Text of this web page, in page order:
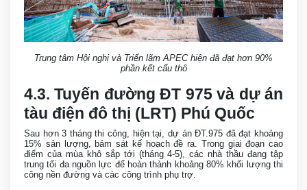
Trung tâm Hội nghị và Triển lãm APEC hiện đã đạt hơn 90%
phần kết cấu thô
4.3. Tuyến đường ĐT 975 và dự án
tàu điện đô thị (LRT) Phú Quốc
Sau hơn 3 tháng thi công, hiện tại, dự án ĐT.975 đã đạt khoảng
15% sản lượng, bám sát kế hoạch đề ra. Trong giai đoạn cao
điểm của mùa khô sắp tới (tháng 4-5), các nhà thầu đang tập
trung tối đa nguồn lực để hoàn thành khoảng 80% khối lượng thi
công nền đường và các công trình phụ trợ.